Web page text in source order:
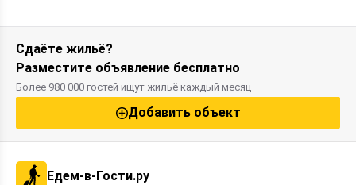
Сдаёте жильё?
Разместите объявление бесплатно
Более 980 000 гостей ищут жильё каждый месяц
Добавить объект
Едем-в-Гости.ру